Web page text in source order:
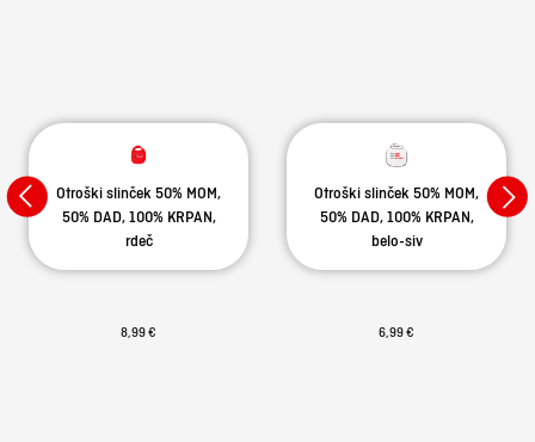
Otroški slinček 50% MOM,
50% DAD, 100% KRPAN,
rdeč
8,99 €
Otroški slinček 50% MOM,
50% DAD, 100% KRPAN,
belo-siv
6,99 €